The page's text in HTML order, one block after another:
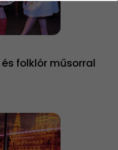
folklór műsorral